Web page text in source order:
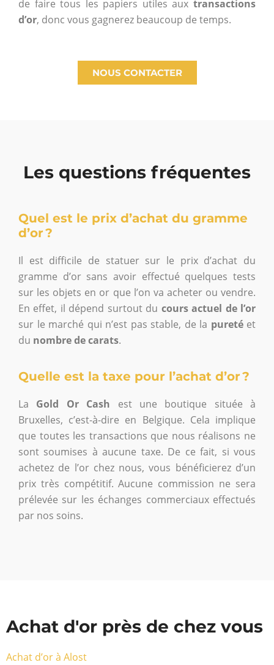
de faire tous les papiers utiles aux transactions
d’or, donc vous gagnerez beaucoup de temps.
NOUS CONTACTER
Les questions fréquentes
Quel est le prix d’achat du gramme
d’or ?
Il est difficile de statuer sur le prix d’achat du
gramme d’or sans avoir effectué quelques tests
sur les objets en or que l’on va acheter ou vendre.
En effet, il dépend surtout du cours actuel de l’or
sur le marché qui n’est pas stable, de la pureté et
du nombre de carats.
Quelle est la taxe pour l’achat d’or ?
La Gold Or Cash est une boutique située à
Bruxelles, c’est-à-dire en Belgique. Cela implique
que toutes les transactions que nous réalisons ne
sont soumises à aucune taxe. De ce fait, si vous
achetez de l’or chez nous, vous bénéficierez d’un
prix très compétitif. Aucune commission ne sera
prélevée sur les échanges commerciaux effectués
par nos soins.
Achat d'or près de chez vous
Achat d’or à Alost